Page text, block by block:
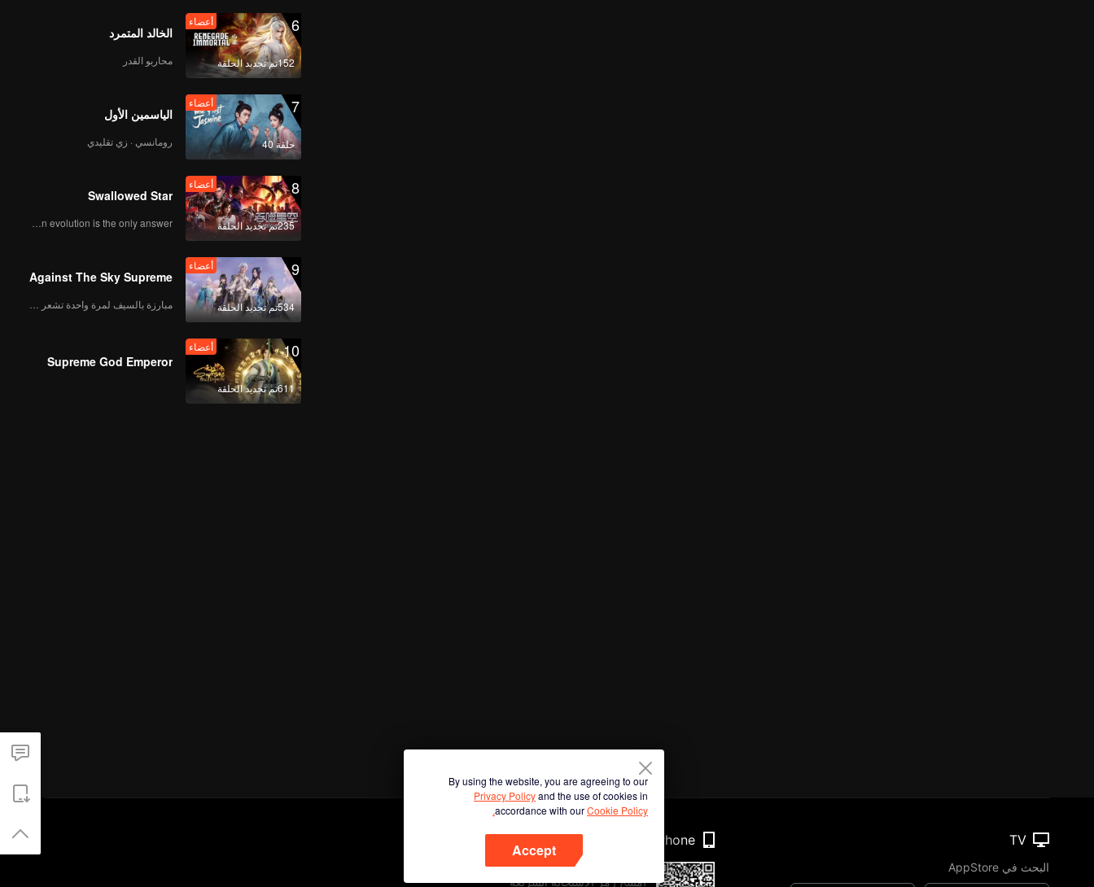
6
152تم تجديد الحلقة
أعضاء
الخالد المتمرد
محاربو القدر
7
حلقة 40
أعضاء
الياسمين الأول
رومانسي · زي تقليدي
8
235تم تجديد الحلقة
أعضاء
Swallowed Star
Human evolution is the only answer.
9
534تم تجديد الحلقة
أعضاء
Against The Sky Supreme
10
611تم تجديد الحلقة
أعضاء
Supreme God Emperor
By using the website, you are agreeing to our
Privacy Policyand the use of cookies in
accordance with ourCookie Policy.
Accept
TV
البحث في AppStore
Phone
امسح رمز الاستجابة السريعة